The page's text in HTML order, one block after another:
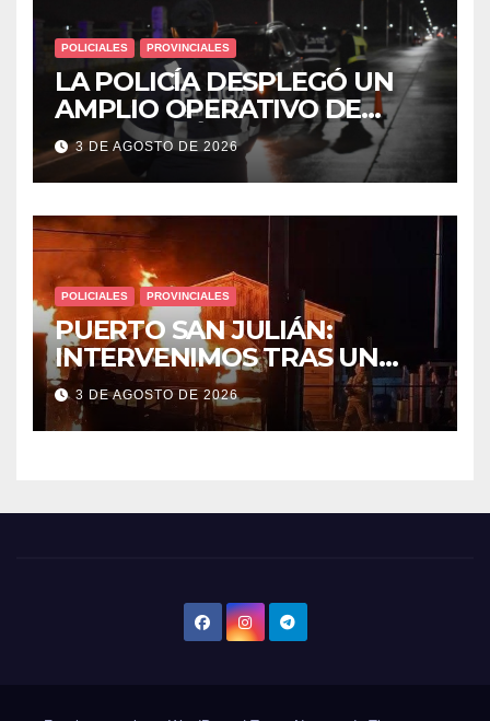
POLICIALES PROVINCIALES
LA POLICÍA DESPLEGÓ UN
AMPLIO OPERATIVO DE
PREVENCIÓN Y CONTROLES
EN TODA LA CIUDAD
3 DE AGOSTO DE 2026
POLICIALES PROVINCIALES
PUERTO SAN JULIÁN:
INTERVENIMOS TRAS UN
INCENDIO DE VIVIENDA QUE
DEJÓ DOS VÍCTIMAS
FATALES Y UN DETENIDO
3 DE AGOSTO DE 2026